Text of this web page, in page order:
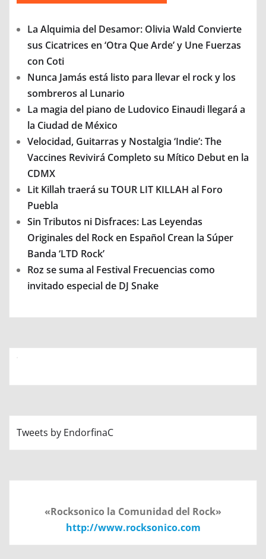
La Alquimia del Desamor: Olivia Wald Convierte
sus Cicatrices en ‘Otra Que Arde’ y Une Fuerzas
con Coti
Nunca Jamás está listo para llevar el rock y los
sombreros al Lunario
La magia del piano de Ludovico Einaudi llegará a
la Ciudad de México
Velocidad, Guitarras y Nostalgia ‘Indie’: The
Vaccines Revivirá Completo su Mítico Debut en la
CDMX
Lit Killah traerá su TOUR LIT KILLAH al Foro
Puebla
Sin Tributos ni Disfraces: Las Leyendas
Originales del Rock en Español Crean la Súper
Banda ‘LTD Rock’
Roz se suma al Festival Frecuencias como
invitado especial de DJ Snake
Tweets by EndorfinaC
«Rocksonico la Comunidad del Rock»
http://www.rocksonico.com